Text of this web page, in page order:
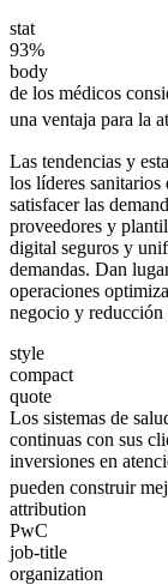
stat
93%
body
de los médicos
una ventaja para la
Las tendencias y
los líderes
satisfacer las
proveedores y
digital seguros y
demandas. Dan
operaciones
negocio y reducción
style
compact
quote
Los sistemas de
continuas con sus
inversiones en
pueden construir
attribution
PwC
job-title
organization